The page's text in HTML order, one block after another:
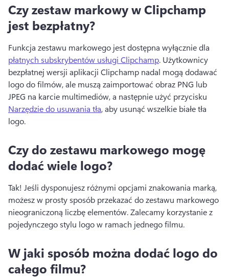
Czy zestaw markowy w Clipchamp
jest bezpłatny?
Funkcja zestawu markowego jest dostępna wyłącznie dla
płatnych subskrybentów usługi Clipchamp. Użytkownicy
bezpłatnej wersji aplikacji Clipchamp nadal mogą dodawać
logo do filmów, ale muszą zaimportować obraz PNG lub
JPEG na karcie multimediów, a następnie użyć przycisku
Narzędzie do usuwania tła, aby usunąć wszelkie białe tła
logo.
Czy do zestawu markowego mogę
dodać wiele logo?
Tak! Jeśli dysponujesz różnymi opcjami znakowania marką,
możesz w prosty sposób przekazać do zestawu markowego
nieograniczoną liczbę elementów. Zalecamy korzystanie z
pojedynczego stylu logo w ramach jednego filmu.
W jaki sposób można dodać logo do
całego filmu?